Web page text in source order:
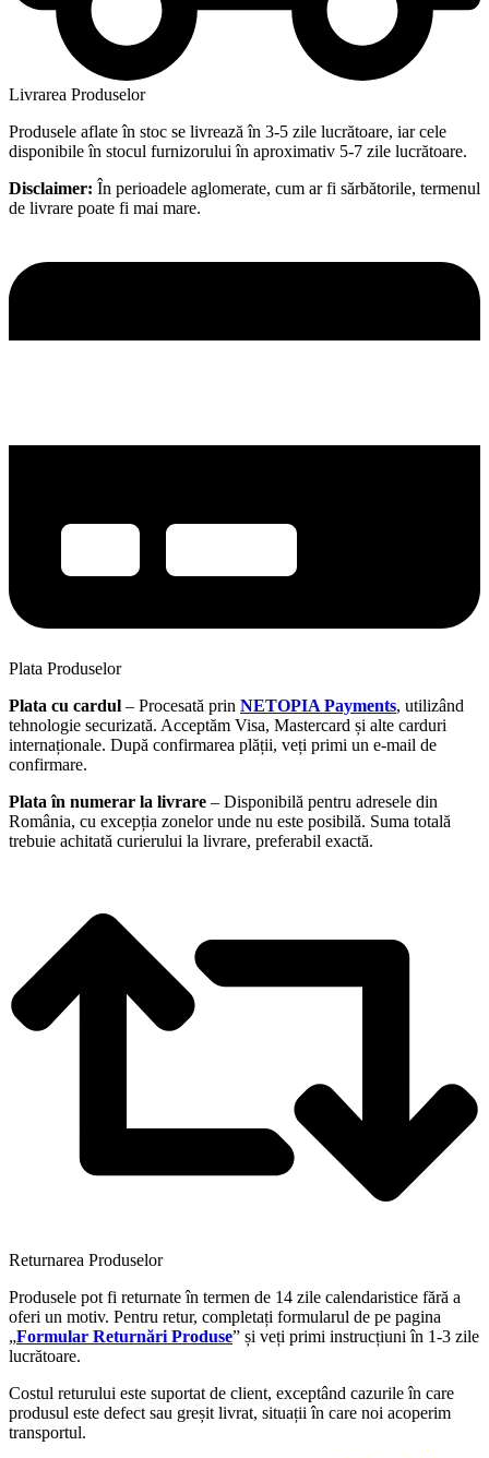
Livrarea Produselor
Produsele aflate în stoc se livrează în 3-5 zile lucrătoare, iar cele
disponibile în stocul furnizorului în aproximativ 5-7 zile lucrătoare.
Disclaimer: În perioadele aglomerate, cum ar fi sărbătorile, termenul
de livrare poate fi mai mare.
Plata Produselor
Plata cu cardul – Procesată prin NETOPIA Payments, utilizând
tehnologie securizată. Acceptăm Visa, Mastercard și alte carduri
internaționale. După confirmarea plății, veți primi un e-mail de
confirmare.
Plata în numerar la livrare – Disponibilă pentru adresele din
România, cu excepția zonelor unde nu este posibilă. Suma totală
trebuie achitată curierului la livrare, preferabil exactă.
Returnarea Produselor
Produsele pot fi returnate în termen de 14 zile calendaristice fără a
oferi un motiv. Pentru retur, completați formularul de pe pagina
„Formular Returnări Produse” și veți primi instrucțiuni în 1-3 zile
lucrătoare.
Costul returului este suportat de client, exceptând cazurile în care
produsul este defect sau greșit livrat, situații în care noi acoperim
transportul.